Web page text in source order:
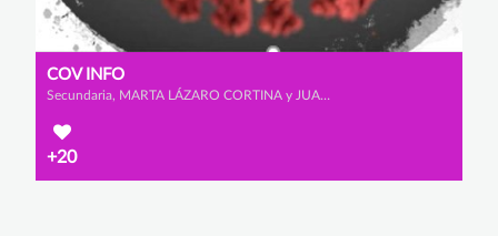
COV INFO
Secundaria, MARTA LÁZARO CORTINA y JUAN JOSÉ ZAMORA GONZÁLEZ
+20